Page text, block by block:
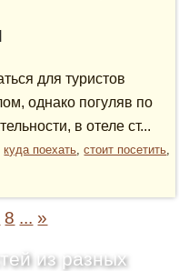
для туристов
однако погуляв по
в отеле ст...
куда поехать,стоит посетить,
8 ... »
из разных